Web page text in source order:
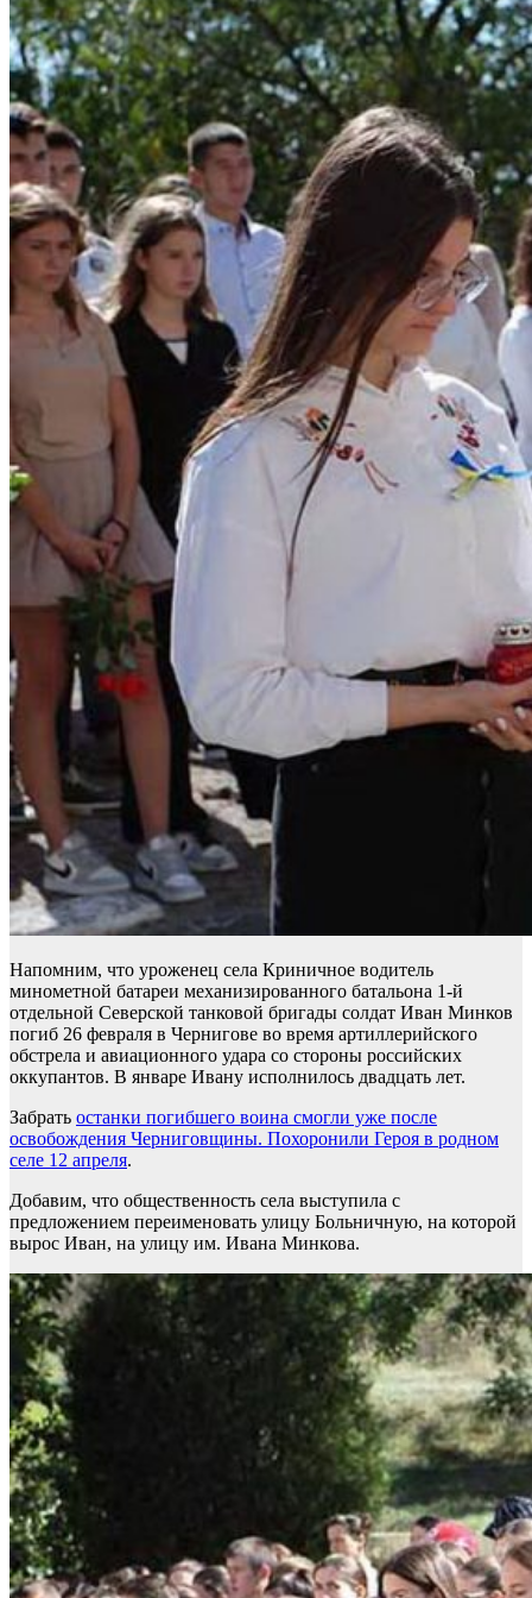
Напомним, что уроженец села Криничное водитель
минометной батареи механизированного батальона 1-й
отдельной Северской танковой бригады солдат Иван Минков
погиб 26 февраля в Чернигове во время артиллерийского
обстрела и авиационного удара со стороны российских
оккупантов. В январе Ивану исполнилось двадцать лет.
Забрать останки погибшего воина смогли уже после
освобождения Черниговщины. Похоронили Героя в родном
селе 12 апреля.
Добавим, что общественность села выступила с
предложением переименовать улицу Больничную, на которой
вырос Иван, на улицу им. Ивана Минкова.